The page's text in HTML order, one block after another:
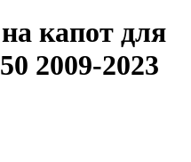
капот для
2009-2023